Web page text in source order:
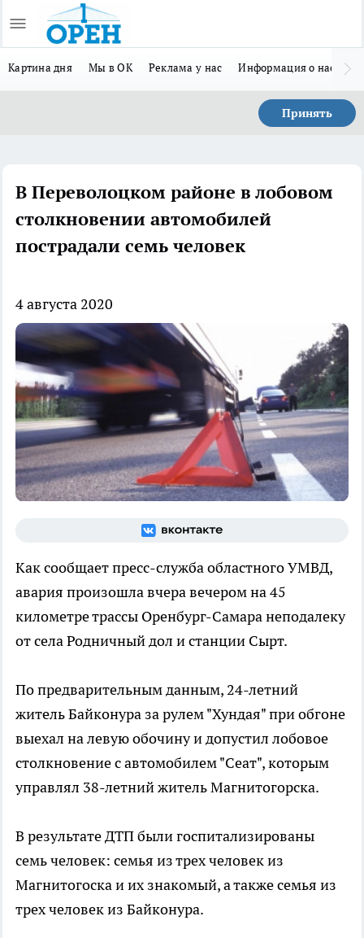
Картина дня Мы в ОК Реклама у нас Информация о нас
Принять
В Переволоцком районе в лобовом
столкновении автомобилей
пострадали семь человек
4 августа 2020
Как сообщает пресс-служба областного УМВД,
авария произошла вчера вечером на 45
километре трассы Оренбург-Самара неподалеку
от села Родничный дол и станции Сырт.
По предварительным данным, 24-летний
житель Байконура за рулем "Хундая" при обгоне
выехал на левую обочину и допустил лобовое
столкновение с автомобилем "Сеат", которым
управлял 38-летний житель Магнитогорска.
В результате ДТП были госпитализированы
семь человек: семья из трех человек из
Магнитогоска и их знакомый, а также семья из
трех человек из Байконура.